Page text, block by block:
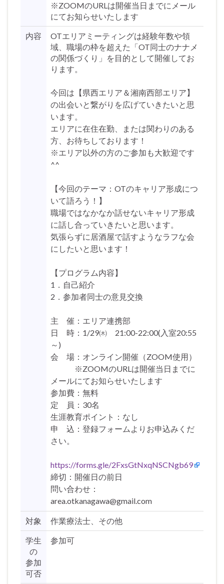
※ZOOMのURLは開催当日までにメール
にてお知らせいたします
内容
OTエリアミーティングは経験年数や領
域、職場の枠を超えた「OT同士のナナメ
の関係づくり」を目的として開催してお
ります。
今回は【県西エリア＆湘南西部エリア】
の出会いと繋がりを広げていきたいと思
います。
エリアに在住在勤、または関わりのある
方、お待ちしております！
※エリア以外の方のご参加も大歓迎です
^^
【今回のテーマ：OTのキャリア形成につ
いて語ろう！】
職場ではなかなか話せないキャリア形成
に話し合っていきたいと思います。
気張らずに居酒屋で話すようなラフな会
にしたいと思います！
【プログラム内容】
1．自己紹介
2．参加者同士の意見交換
主 催：エリア連携部
日 時：1/29㈭ 21:00-22:00(入室20:55
～)
会 場：オンライン開催（ZOOM使用）
※ZOOMのURLは開催当日までに
メールにてお知らせいたします
参加費：無料
定 員：30名
生涯教育ポイント：なし
申 込：登録フォームよりお申込みくだ
さい。
https://forms.gle/2FxsGtNxqNSCNgb69
締切：開催日の前日
問い合わせ：
area.otkanagawa@gmail.com
対象 作業療法士、その他
学生
の
参加
可否
参加可